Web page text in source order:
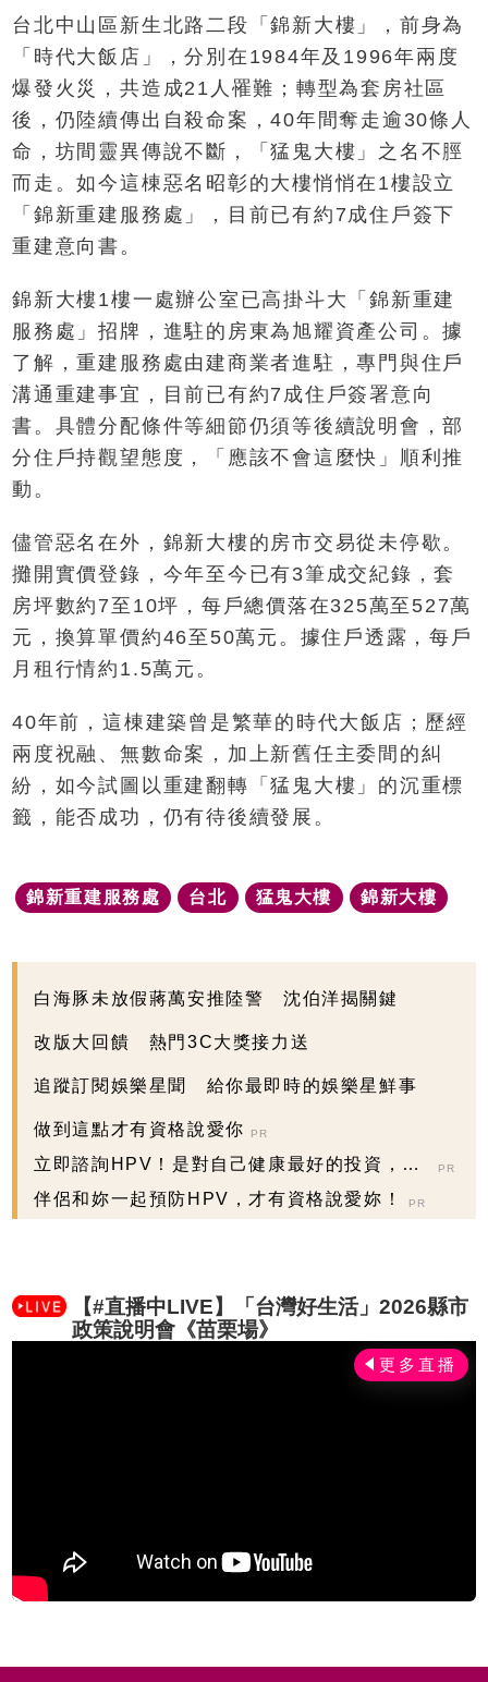
台北中山區新生北路二段「錦新大樓」，前身為
「時代大飯店」，分別在1984年及1996年兩度
爆發火災，共造成21人罹難；轉型為套房社區
後，仍陸續傳出自殺命案，40年間奪走逾30條人
命，坊間靈異傳說不斷，「猛鬼大樓」之名不脛
而走。如今這棟惡名昭彰的大樓悄悄在1樓設立
「錦新重建服務處」，目前已有約7成住戶簽下
重建意向書。
錦新大樓1樓一處辦公室已高掛斗大「錦新重建
服務處」招牌，進駐的房東為旭耀資產公司。據
了解，重建服務處由建商業者進駐，專門與住戶
溝通重建事宜，目前已有約7成住戶簽署意向
書。具體分配條件等細節仍須等後續說明會，部
分住戶持觀望態度，「應該不會這麼快」順利推
動。
儘管惡名在外，錦新大樓的房市交易從未停歇。
攤開實價登錄，今年至今已有3筆成交紀錄，套
房坪數約7至10坪，每戶總價落在325萬至527萬
元，換算單價約46至50萬元。據住戶透露，每戶
月租行情約1.5萬元。
40年前，這棟建築曾是繁華的時代大飯店；歷經
兩度祝融、無數命案，加上新舊任主委間的糾
紛，如今試圖以重建翻轉「猛鬼大樓」的沉重標
籤，能否成功，仍有待後續發展。
錦新重建服務處 台北 猛鬼大樓 錦新大樓
白海豚未放假蔣萬安推陸警 沈伯洋揭關鍵
改版大回饋 熱門3C大獎接力送
追蹤訂閱娛樂星聞 給你最即時的娛樂星鮮事
做到這點才有資格說愛你 PR
立即諮詢HPV！是對自己健康最好的投資，把
握現在不嫌晚...
PR
伴侶和妳一起預防HPV，才有資格說愛妳！ PR
【#直播中LIVE】「台灣好生活」2026縣市
政策說明會《苗栗場》